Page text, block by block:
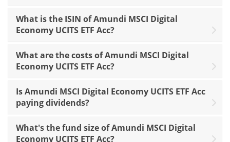
What is the ISIN of Amundi MSCI Digital
Economy UCITS ETF Acc?
What are the costs of Amundi MSCI Digital
Economy UCITS ETF Acc?
Is Amundi MSCI Digital Economy UCITS ETF Acc
paying dividends?
What's the fund size of Amundi MSCI Digital
Economy UCITS ETF Acc?